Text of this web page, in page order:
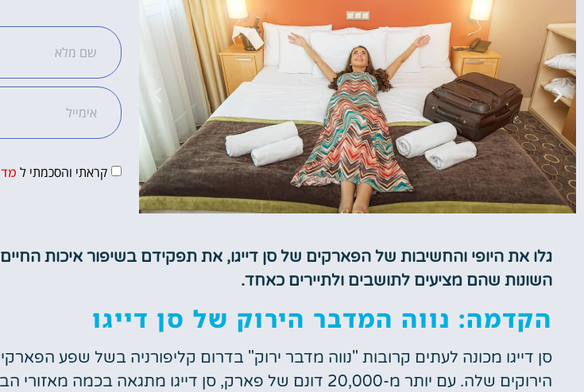
מלונות
מומלץ?
לחצו
פה!
טיסות
לחצו
פה!
קראתי והסכמתי ל
גלו את היופי והחשיבות של הפארקים של סן דייגו, את תפקידם בשיפור איכות החיים
השונות שהם מציעים לתושבים ולתיירים כאחד.
הקדמה: נווה המדבר הירוק של סן דייגו
סן דייגו מכונה לעתים קרובות "נווה מדבר ירוק" בדרום קליפורניה בשל שפע
הירוקים שלה. עם יותר מ-20,000 דונם של פארק, סן דייגו מתגאה בכמה